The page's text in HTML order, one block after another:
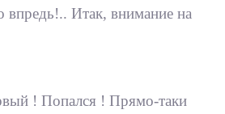
впредь!.. Итак, внимание на
! Попался ! Прямо-таки